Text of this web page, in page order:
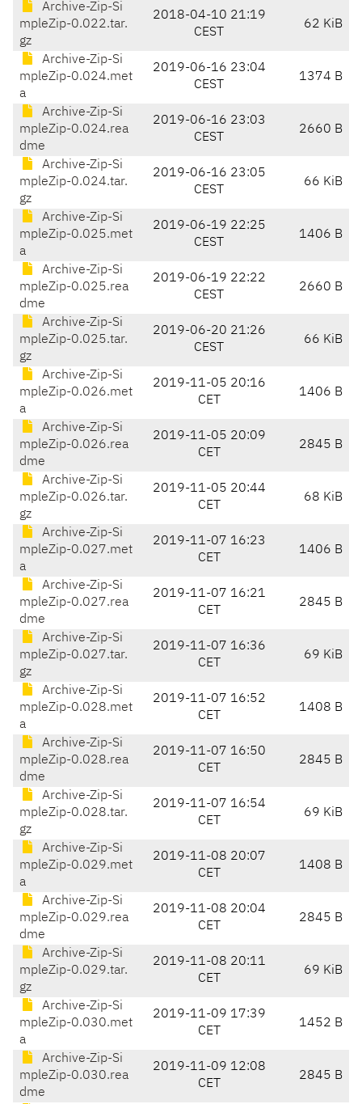
Archive-Zip-Si
mpleZip-0.022.tar.
gz
2018-04-10 21:19
CEST
62 KiB
Archive-Zip-Si
mpleZip-0.024.met
a
2019-06-16 23:04
CEST
1374 B
Archive-Zip-Si
mpleZip-0.024.rea
dme
2019-06-16 23:03
CEST
2660 B
Archive-Zip-Si
mpleZip-0.024.tar.
gz
2019-06-16 23:05
CEST
66 KiB
Archive-Zip-Si
mpleZip-0.025.met
a
2019-06-19 22:25
CEST
1406 B
Archive-Zip-Si
mpleZip-0.025.rea
dme
2019-06-19 22:22
CEST
2660 B
Archive-Zip-Si
mpleZip-0.025.tar.
gz
2019-06-20 21:26
CEST
66 KiB
Archive-Zip-Si
mpleZip-0.026.met
a
2019-11-05 20:16
CET
1406 B
Archive-Zip-Si
mpleZip-0.026.rea
dme
2019-11-05 20:09
CET
2845 B
Archive-Zip-Si
mpleZip-0.026.tar.
gz
2019-11-05 20:44
CET
68 KiB
Archive-Zip-Si
mpleZip-0.027.met
a
2019-11-07 16:23
CET
1406 B
Archive-Zip-Si
mpleZip-0.027.rea
dme
2019-11-07 16:21
CET
2845 B
Archive-Zip-Si
mpleZip-0.027.tar.
gz
2019-11-07 16:36
CET
69 KiB
Archive-Zip-Si
mpleZip-0.028.met
a
2019-11-07 16:52
CET
1408 B
Archive-Zip-Si
mpleZip-0.028.rea
dme
2019-11-07 16:50
CET
2845 B
Archive-Zip-Si
mpleZip-0.028.tar.
gz
2019-11-07 16:54
CET
69 KiB
Archive-Zip-Si
mpleZip-0.029.met
a
2019-11-08 20:07
CET
1408 B
Archive-Zip-Si
mpleZip-0.029.rea
dme
2019-11-08 20:04
CET
2845 B
Archive-Zip-Si
mpleZip-0.029.tar.
gz
2019-11-08 20:11
CET
69 KiB
Archive-Zip-Si
mpleZip-0.030.met
a
2019-11-09 17:39
CET
1452 B
Archive-Zip-Si
mpleZip-0.030.rea
dme
2019-11-09 12:08
CET
2845 B